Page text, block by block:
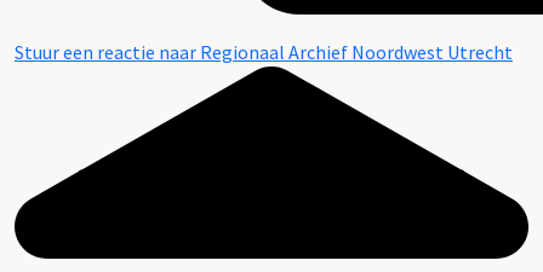
Stuur een reactie naar Regionaal Archief Noordwest Utrecht